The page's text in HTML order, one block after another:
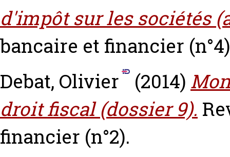
d'impôt sur les sociétés
bancaire et financier
Debat, Olivier
(2014)
droit fiscal (dossier 9).
financier (n°2).